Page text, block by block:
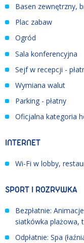
Basen zewnętrzny,
Plac zabaw
Ogród
Sala konferencyjna
Sejf w recepcji -
Wymiana walut
Parking - płatny
Oficjalna kategoria
INTERNET
Wi-Fi w lobby,
SPORT I ROZRYWKA
Bezpłatnie:
siatkówka plażowa,
Odpłatnie: Spa